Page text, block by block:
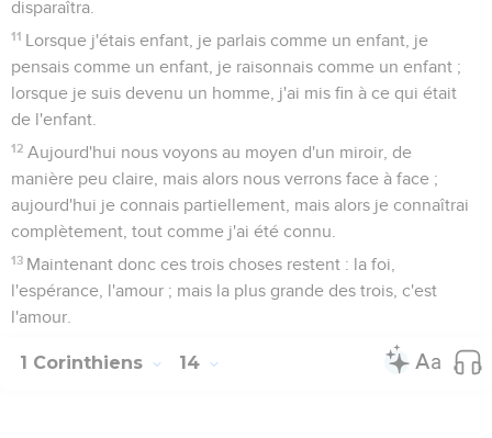
disparaîtra.
11 Lorsque j'étais enfant, je parlais comme un enfant, je
pensais comme un enfant, je raisonnais comme un enfant ;
lorsque je suis devenu un homme, j'ai mis fin à ce qui était
de l'enfant.
12 Aujourd'hui nous voyons au moyen d'un miroir, de
manière peu claire, mais alors nous verrons face à face ;
aujourd'hui je connais partiellement, mais alors je connaîtrai
complètement, tout comme j'ai été connu.
13 Maintenant donc ces trois choses restent : la foi,
l'espérance, l'amour ; mais la plus grande des trois, c'est
l'amour.
1 Corinthiens 14